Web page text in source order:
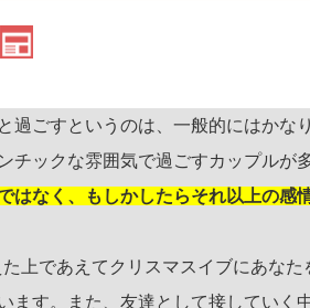
過ごすというのは、一般的にはかな
チックな雰囲気で過ごすカップルが
はなく、もしかしたらそれ以上の感
上であえてクリスマスイブにあな
ます。また、友達として接していく